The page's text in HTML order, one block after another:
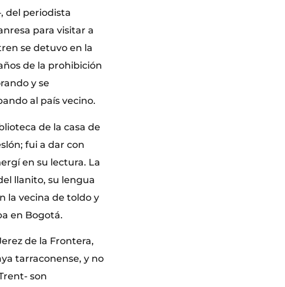
del periodista
para visitar a
se detuvo en la
de la prohibición
y se
al país vecino.
de la casa de
fui a dar con
en su lectura. La
llanito, su lengua
la vecina de toldo y
en Bogotá.
de la Frontera,
tarraconense, y no
son